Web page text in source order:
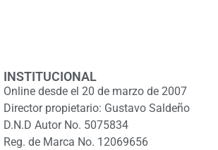
INSTITUCIONAL
Online desde el 20 de marzo de 2007
Director propietario: Gustavo Saldeño
D.N.D Autor No. 5075834
Reg. de Marca No. 12069656